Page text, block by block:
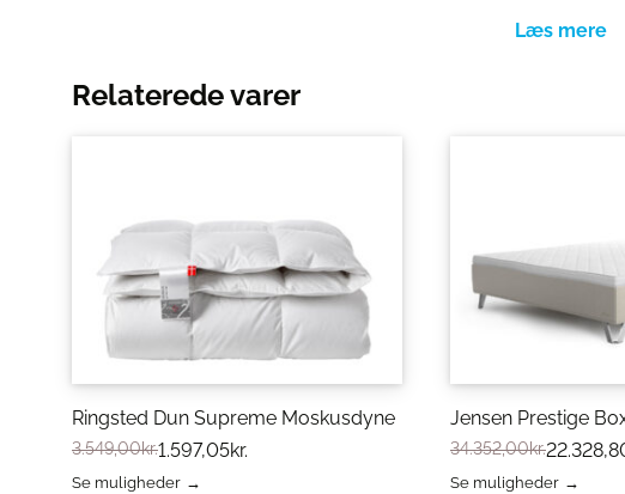
Vores Hefel Sengetøj – Tencel er bæredygtigt
produktion af tencel. Fremstillingsprocessen er
På den måde kan du nyde dit Hefel Sengetøj -
samvittighed, velvidende at du bidrager til en
fremtid. Vi tror på, at det er muligt at tilbyde
kvalitet samtidig med, at vi tager hensyn til
en mere bæredygtig verden. Oplev den
luksus og komfort med vores Hefel Sengetøj –
Bemærk:
Hefel Sengetøj – Tencel er også utrolig let at
vaskes i maskine, ved 60 grader og
Det er resistent overfor krympning og krølning,
holdbar, hvilket betyder at det bevarer sin
overflade selv efter gentagne vaske.
Relaterede varer
Ringsted Dun Supreme Moskusdyne
3.549,00kr.1.597,05kr.
Se muligheder
Jensen Prestige
34.352,00kr.
Se muligheder